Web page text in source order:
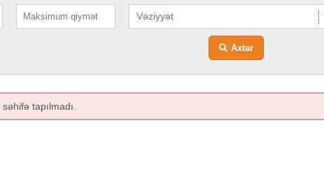
Vəziyyət
Axtar
tapılmadı.